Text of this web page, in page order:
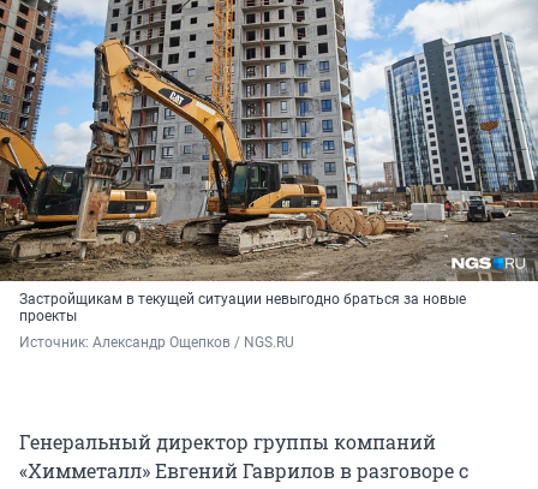
Застройщикам в текущей ситуации невыгодно браться за новые
проекты
Источник: Александр Ощепков / NGS.RU
Генеральный директор группы компаний
«Химметалл» Евгений Гаврилов в разговоре с